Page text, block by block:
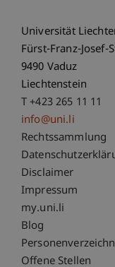
Universität
Fürst-Franz-Josef-
9490 Vaduz
Liechtenstein
T +423 265 11 11
info@uni.li
Fußzeile
Rechtssammlung
Disclaimer
Impressum
Fußzeile
my.uni.li
Blog
Offene Stellen